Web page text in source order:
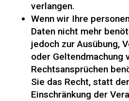
verlangen.
Wenn wir Ihre
Daten nicht mehr
jedoch zur Ausübung,
oder Geltendmachung
Rechtsansprüchen
Sie das Recht, statt
Einschränkung der